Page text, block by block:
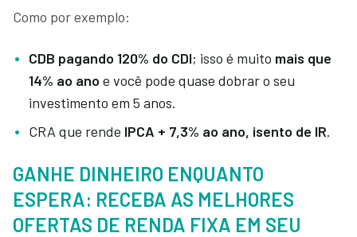
Como por exemplo:
CDB pagando 120% do CDI; isso é muito mais que
14% ao ano e você pode quase dobrar o seu
investimento em 5 anos.
CRA que rende IPCA + 7,3% ao ano, isento de IR.
GANHE DINHEIRO ENQUANTO
ESPERA: RECEBA AS MELHORES
OFERTAS DE RENDA FIXA EM SEU